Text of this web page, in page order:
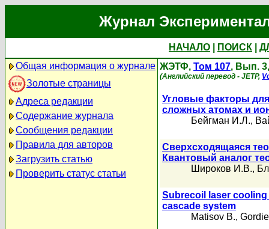
Журнал
НАЧАЛО ПОИСК
Общая информация о журнале
Золотые страницы
Адреса редакции
Содержание журнала
Сообщения редакции
Правила для авторов
Загрузить статью
Проверить статус статьи
ЖЭТФ, Том 107, Вып.
(Английский перевод - JETP,
Угловые факторы
сложных атомах и
Бейгман И.Л.,
Сверхсходящаяся
Квантовый аналог
Широков И.В.,
Subrecoil laser
cascade system
Matisov B.,